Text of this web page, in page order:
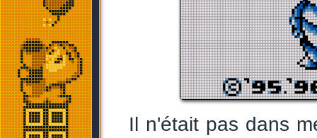
Il n'était pas dans